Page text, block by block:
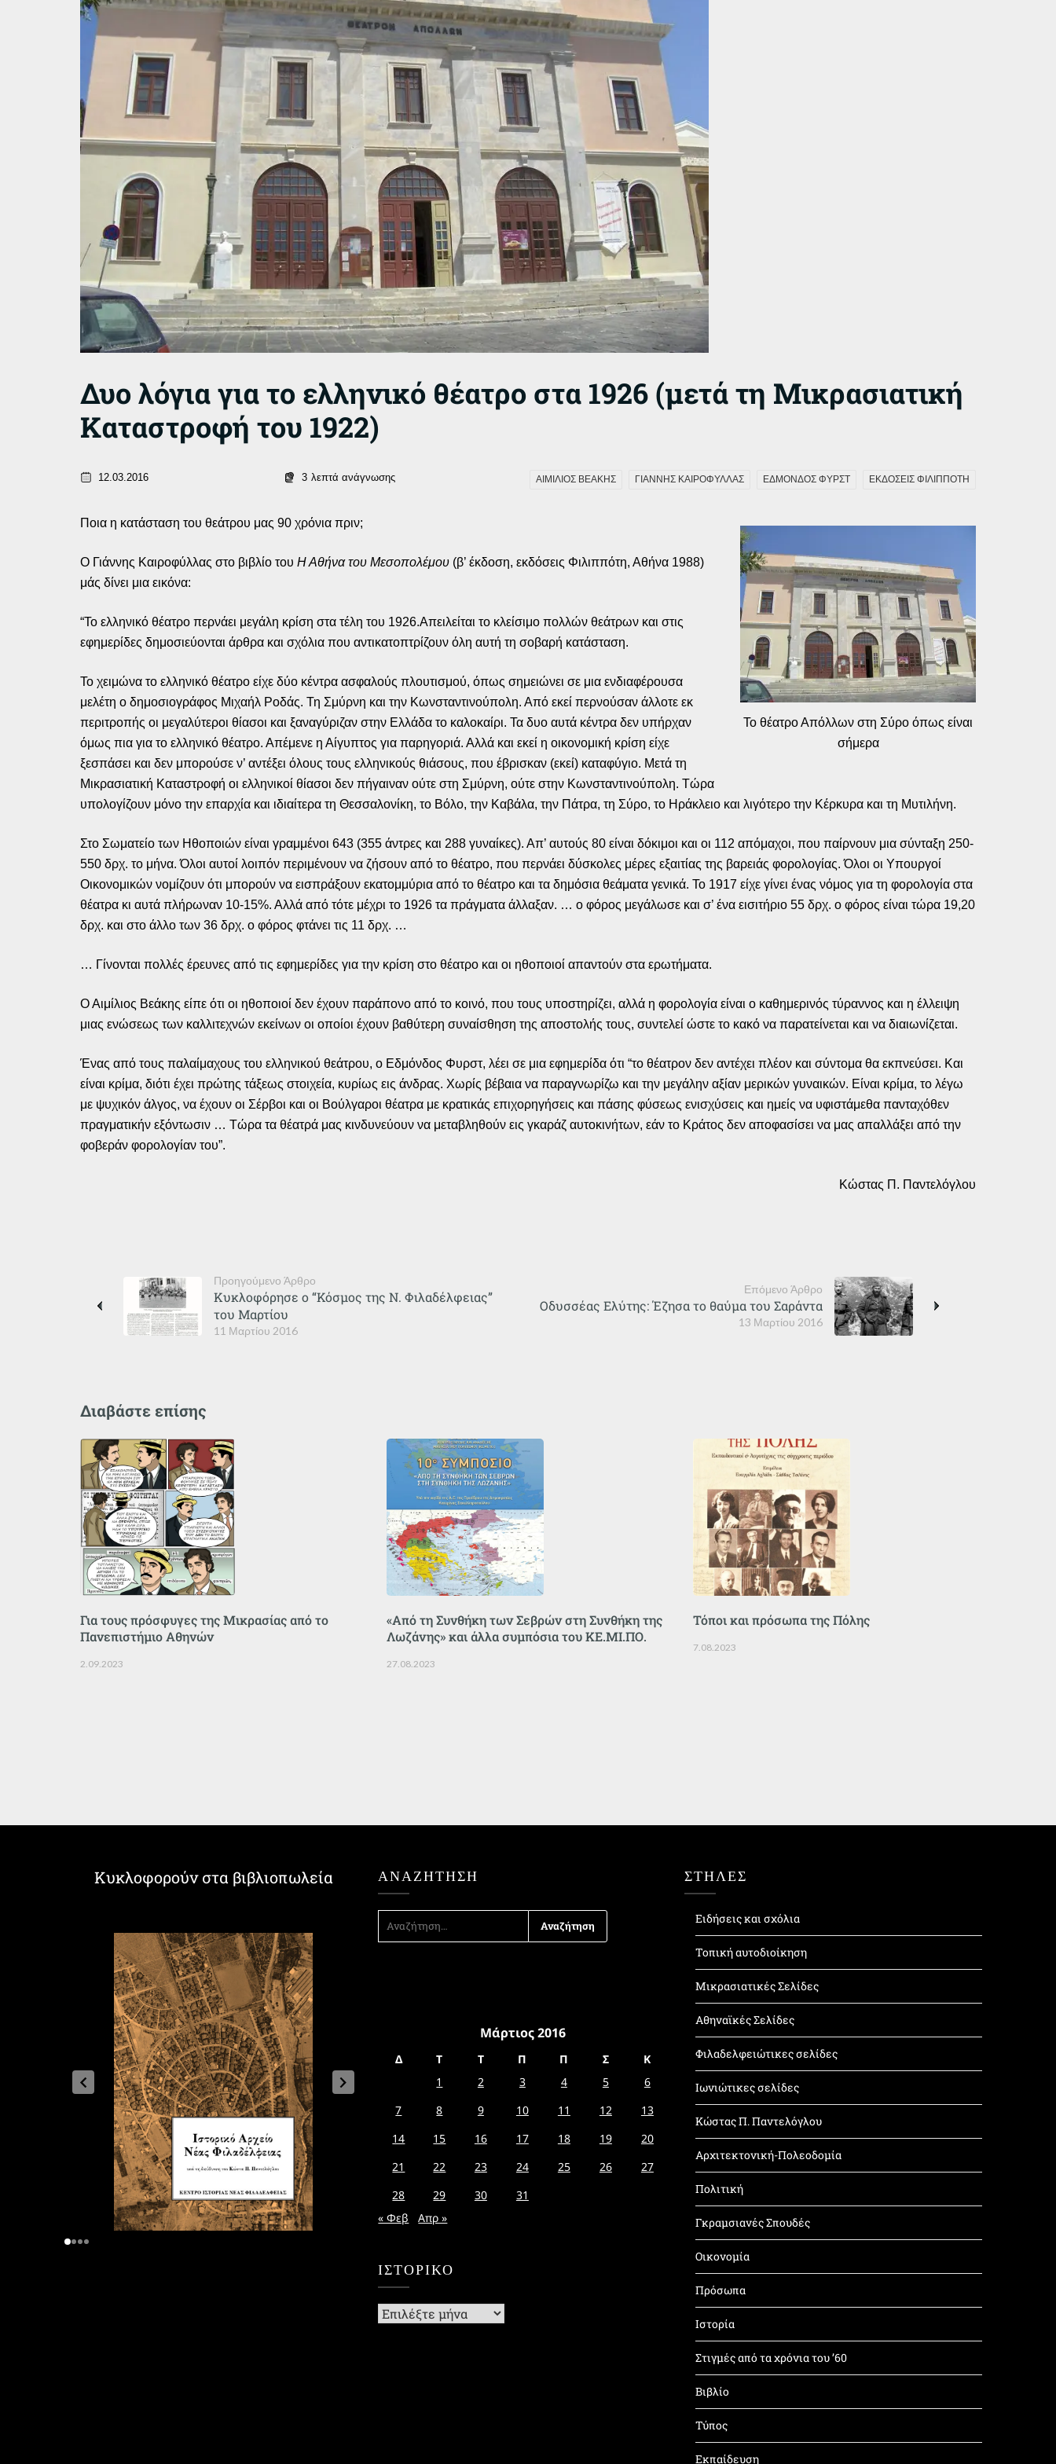
Δυο λόγια για το ελληνικό θέατρο στα 1926 (μετά τη Μικρασιατική
Καταστροφή του 1922)
12.03.2016 3 λεπτά ανάγνωσης ΑΙΜΙΛΙΟΣ ΒΕΑΚΗΣ ΓΙΑΝΝΗΣ ΚΑΙΡΟΦΥΛΛΑΣ ΕΔΜΟΝΔΟΣ ΦΥΡΣΤ ΕΚΔΟΣΕΙΣ ΦΙΛΙΠΠΟΤΗ
Το θέατρο Απόλλων στη Σύρο όπως είναι
σήμερα
Ποια η κατάσταση του θεάτρου μας 90 χρόνια πριν;
Ο Γιάννης Καιροφύλλας στο βιβλίο του Η Αθήνα του Μεσοπολέμου (β’ έκδοση, εκδόσεις Φιλιππότη, Αθήνα 1988)
μάς δίνει μια εικόνα:
“Το ελληνικό θέατρο περνάει μεγάλη κρίση στα τέλη του 1926.Απειλείται το κλείσιμο πολλών θεάτρων και στις
εφημερίδες δημοσιεύονται άρθρα και σχόλια που αντικατοπτρίζουν όλη αυτή τη σοβαρή κατάσταση.
Το χειμώνα το ελληνικό θέατρο είχε δύο κέντρα ασφαλούς πλουτισμού, όπως σημειώνει σε μια ενδιαφέρουσα
μελέτη ο δημοσιογράφος Μιχαήλ Ροδάς. Τη Σμύρνη και την Κωνσταντινούπολη. Από εκεί περνούσαν άλλοτε εκ
περιτροπής οι μεγαλύτεροι θίασοι και ξαναγύριζαν στην Ελλάδα το καλοκαίρι. Τα δυο αυτά κέντρα δεν υπήρχαν
όμως πια για το ελληνικό θέατρο. Απέμενε η Αίγυπτος για παρηγοριά. Αλλά και εκεί η οικονομική κρίση είχε
ξεσπάσει και δεν μπορούσε ν’ αντέξει όλους τους ελληνικούς θιάσους, που έβρισκαν (εκεί) καταφύγιο. Μετά τη
Μικρασιατική Καταστροφή οι ελληνικοί θίασοι δεν πήγαιναν ούτε στη Σμύρνη, ούτε στην Κωνσταντινούπολη. Τώρα
υπολογίζουν μόνο την επαρχία και ιδιαίτερα τη Θεσσαλονίκη, το Βόλο, την Καβάλα, την Πάτρα, τη Σύρο, το Ηράκλειο και λιγότερο την Κέρκυρα και τη Μυτιλήνη.
Στο Σωματείο των Ηθοποιών είναι γραμμένοι 643 (355 άντρες και 288 γυναίκες). Απ’ αυτούς 80 είναι δόκιμοι και οι 112 απόμαχοι, που παίρνουν μια σύνταξη 250-
550 δρχ. το μήνα. Όλοι αυτοί λοιπόν περιμένουν να ζήσουν από το θέατρο, που περνάει δύσκολες μέρες εξαιτίας της βαρειάς φορολογίας. Όλοι οι Υπουργοί
Οικονομικών νομίζουν ότι μπορούν να εισπράξουν εκατομμύρια από το θέατρο και τα δημόσια θεάματα γενικά. Το 1917 είχε γίνει ένας νόμος για τη φορολογία στα
θέατρα κι αυτά πλήρωναν 10-15%. Αλλά από τότε μέχρι το 1926 τα πράγματα άλλαξαν. … ο φόρος μεγάλωσε και σ’ ένα εισιτήριο 55 δρχ. ο φόρος είναι τώρα 19,20
δρχ. και στο άλλο των 36 δρχ. ο φόρος φτάνει τις 11 δρχ. …
… Γίνονται πολλές έρευνες από τις εφημερίδες για την κρίση στο θέατρο και οι ηθοποιοί απαντούν στα ερωτήματα.
Ο Αιμίλιος Βεάκης είπε ότι οι ηθοποιοί δεν έχουν παράπονο από το κοινό, που τους υποστηρίζει, αλλά η φορολογία είναι ο καθημερινός τύραννος και η έλλειψη
μιας ενώσεως των καλλιτεχνών εκείνων οι οποίοι έχουν βαθύτερη συναίσθηση της αποστολής τους, συντελεί ώστε το κακό να παρατείνεται και να διαιωνίζεται.
Ένας από τους παλαίμαχους του ελληνικού θεάτρου, ο Εδμόνδος Φυρστ, λέει σε μια εφημερίδα ότι “το θέατρον δεν αντέχει πλέον και σύντομα θα εκπνεύσει. Και
είναι κρίμα, διότι έχει πρώτης τάξεως στοιχεία, κυρίως εις άνδρας. Χωρίς βέβαια να παραγνωρίζω και την μεγάλην αξίαν μερικών γυναικών. Είναι κρίμα, το λέγω
με ψυχικόν άλγος, να έχουν οι Σέρβοι και οι Βούλγαροι θέατρα με κρατικάς επιχορηγήσεις και πάσης φύσεως ενισχύσεις και ημείς να υφιστάμεθα πανταχόθεν
πραγματικήν εξόντωσιν … Τώρα τα θέατρά μας κινδυνεύουν να μεταβληθούν εις γκαράζ αυτοκινήτων, εάν το Κράτος δεν αποφασίσει να μας απαλλάξει από την
φοβεράν φορολογίαν του”.
Κώστας Π. Παντελόγλου
Προηγούμενο Άρθρο
11 Μαρτίου 2016
Κυκλοφόρησε ο “Κόσμος της Ν. Φιλαδέλφειας”
του Μαρτίου
Επόμενο Άρθρο
13 Μαρτίου 2016
Οδυσσέας Ελύτης: Έζησα το θαύμα του Σαράντα
Διαβάστε επίσης
Για τους πρόσφυγες της Μικρασίας από το
Πανεπιστήμιο Αθηνών
2.09.2023
«Από τη Συνθήκη των Σεβρών στη Συνθήκη της
Λωζάνης» και άλλα συμπόσια του ΚΕ.ΜΙ.ΠΟ.
27.08.2023
Τόποι και πρόσωπα της Πόλης
7.08.2023
Κυκλοφορούν στα βιβλιοπωλεία ΑΝΑΖΉΤΗΣΗ
ΑΝΑΖΉΤΗΣΗ
ΓΙΑ:
Μάρτιος 2016
Δ Τ Τ Π Π Σ
Κ
1
2 3 4 5
6
7
8 9 10 11 12
13
14
15 16 17 18 19
20
21
22 23 24 25 26
27
28
29 30
31
« Φεβ
Απρ »
ΙΣΤΟΡΙΚΌ
Ιστορικό
ΣΤΗΛΕΣ
Ειδήσεις και σχόλια
Τοπική αυτοδιοίκηση
Μικρασιατικές Σελίδες
Αθηναϊκές Σελίδες
Φιλαδελφειώτικες σελίδες
Ιωνιώτικες σελίδες
Κώστας Π. Παντελόγλου
Αρχιτεκτονική-Πολεοδομία
Πολιτική
Γκραμσιανές Σπουδές
Οικονομία
Πρόσωπα
Ιστορία
Στιγμές από τα χρόνια του ’60
Βιβλίο
Τύπος
Εκπαίδευση